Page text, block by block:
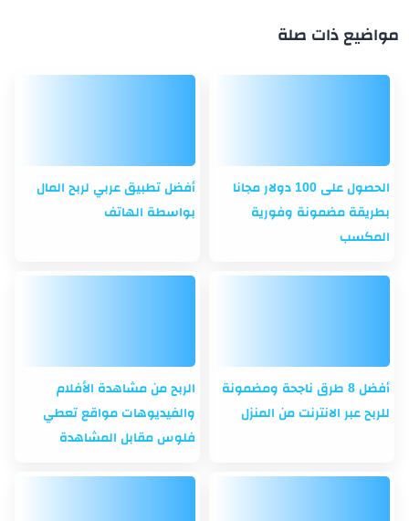
مواضيع ذات صلة
الحصول على 100 دولار مجانا
بطريقة مضمونة وفورية
المكسب
أفضل تطبيق عربي لربح المال
بواسطة الهاتف
أفضل 8 طرق ناجحة ومضمونة
للربح عبر الانترنت من المنزل
الربح من مشاهدة الأفلام
والفيديوهات مواقع تعطي
فلوس مقابل المشاهدة